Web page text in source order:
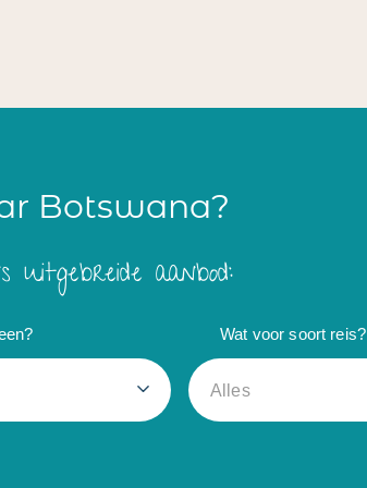
Botswana?
aanbod:
Wat voor soort reis?
Alles